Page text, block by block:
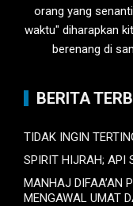
orang yang
waktu" diharapkan
berenang di
BERITA
TIDAK INGIN
SPIRIT HIJRAH; API
MANHAJ DIFAA’AN
MENGAWAL UMAT